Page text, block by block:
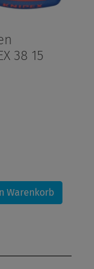
38 15
Warenkorb